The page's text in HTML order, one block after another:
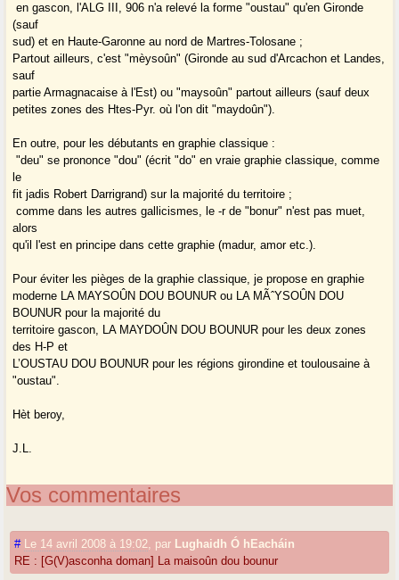
­ en gascon, l'ALG III, 906 n'a relevé la forme "oustau" qu'en Gironde
(sauf
sud) et en Haute-Garonne au nord de Martres-Tolosane ;
Partout ailleurs, c'est "mèysoûn" (Gironde au sud d'Arcachon et Landes,
sauf
partie Armagnacaise à l'Est) ou "maysoûn" partout ailleurs (sauf deux
petites zones des Htes-Pyr. où l'on dit "maydoûn").
En outre, pour les débutants en graphie classique :
­ "deu" se prononce "dou" (écrit "do" en vraie graphie classique, comme
le
fit jadis Robert Darrigrand) sur la majorité du territoire ;
­ comme dans les autres gallicismes, le -r de "bonur" n'est pas muet,
alors
qu'il l'est en principe dans cette graphie (madur, amor etc.).
Pour éviter les pièges de la graphie classique, je propose en graphie
moderne LA MAYSOÛN DOU BOUNUR ou LA MÃˆYSOÛN DOU
BOUNUR pour la majorité du
territoire gascon, LA MAYDOÛN DOU BOUNUR pour les deux zones
des H-P et
L’OUSTAU DOU BOUNUR pour les régions girondine et toulousaine à
"oustau".
Hèt beroy,
J.L.
Vos commentaires
# Le 14 avril 2008 à 19:02 par Lughaidh Ó hEacháin
RE : [G(V)asconha doman] La maisoûn dou bounur